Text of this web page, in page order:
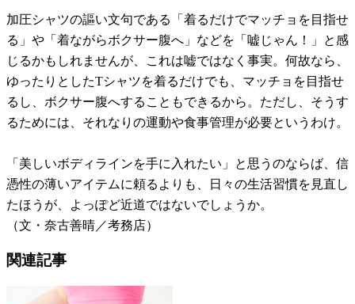
加圧シャツの謳い文句である「着るだけでマッチョを目指せ
る」や「着ながらボクサー腹へ」などを「嘘じゃん！」と感
じるかもしれませんが、これは嘘ではなく事実。何故なら、
ゆったりとしたTシャツを着るだけでも、マッチョを目指せ
るし、ボクサー腹へすることもできるから。ただし、そうす
るためには、それなりの運動や食事管理が必要というわけ。
「美しいボディラインを手に入れたい」と思うのならば、信
憑性の薄いアイテムに頼るよりも、日々の生活習慣を見直し
たほうが、よっぽど近道ではないでしょうか。
（文・奈古善晴／考務店）
関連記事